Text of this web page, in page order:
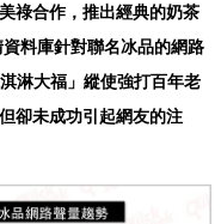
祿合作，推出經典的奶茶
料庫針對聯名冰品的網路
淋大福」縱使強打百年老
卻未成功引起網友的注